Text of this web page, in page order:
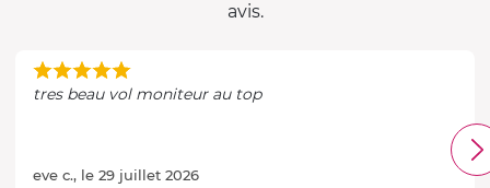
avis.
tres beau vol moniteur au top
eve c., le 29 juillet 2026